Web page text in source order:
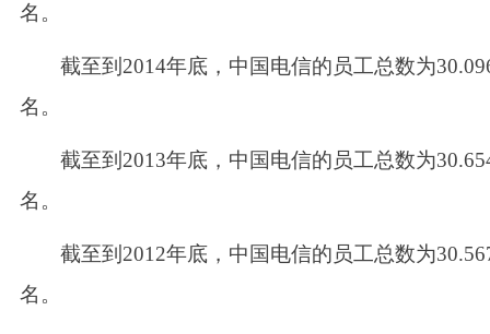
名。
截至到 2014年底，中国电信的员工总数为
名。
截至到 2013年底，中国电信的员工总数为
名。
截至到 2012年底，中国电信的员工总数为
名。